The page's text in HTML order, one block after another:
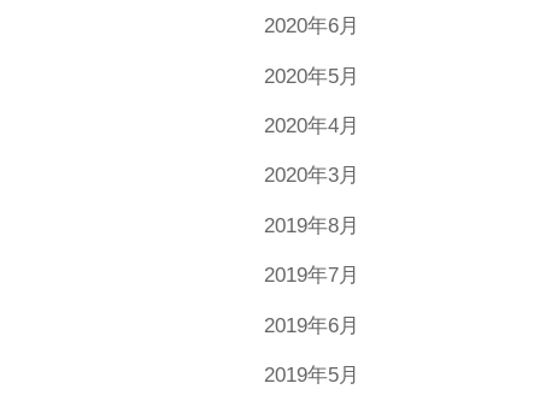
2020年6月
2020年5月
2020年4月
2020年3月
2019年8月
2019年7月
2019年6月
2019年5月